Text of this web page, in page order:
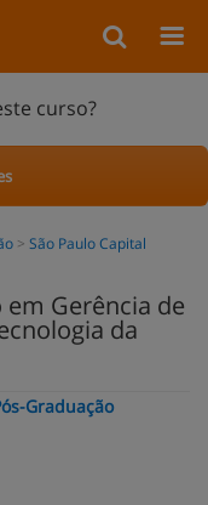
curso?
São Paulo Capital
em Gerência de
da
Graduação